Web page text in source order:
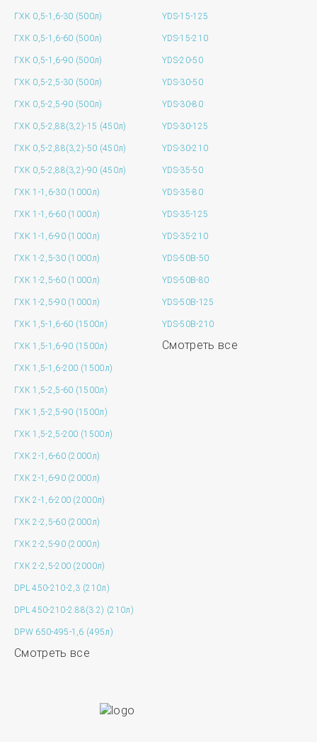
ГХК 0,5-1,6-30 (500л)
ГХК 0,5-1,6-60 (500л)
ГХК 0,5-1,6-90 (500л)
ГХК 0,5-2,5-30 (500л)
ГХК 0,5-2,5-90 (500л)
ГХК 0,5-2,88(3,2)-15 (450л)
ГХК 0,5-2,88(3,2)-50 (450л)
ГХК 0,5-2,88(3,2)-90 (450л)
ГХК 1-1,6-30 (1000л)
ГХК 1-1,6-60 (1000л)
ГХК 1-1,6-90 (1000л)
ГХК 1-2,5-30 (1000л)
ГХК 1-2,5-60 (1000л)
ГХК 1-2,5-90 (1000л)
ГХК 1,5-1,6-60 (1500л)
ГХК 1,5-1,6-90 (1500л)
ГХК 1,5-1,6-200 (1500л)
ГХК 1,5-2,5-60 (1500л)
ГХК 1,5-2,5-90 (1500л)
ГХК 1,5-2,5-200 (1500л)
ГХК 2-1,6-60 (2000л)
ГХК 2-1,6-90 (2000л)
ГХК 2-1,6-200 (2000л)
ГХК 2-2,5-60 (2000л)
ГХК 2-2,5-90 (2000л)
ГХК 2-2,5-200 (2000л)
DPL 450-210-2,3 (210л)
DPL 450-210-2.88(3.2) (210л)
DPW 650-495-1,6 (495л)
Смотреть все
YDS-15-125
YDS-15-210
YDS-20-50
YDS-30-50
YDS-30-80
YDS-30-125
YDS-30-210
YDS-35-50
YDS-35-80
YDS-35-125
YDS-35-210
YDS-50B-50
YDS-50B-80
YDS-50B-125
YDS-50B-210
Смотреть все